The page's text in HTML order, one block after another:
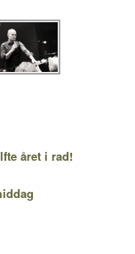
året i rad!